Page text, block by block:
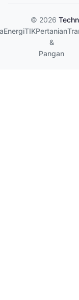
© 2026
EnergiTIKPertanian
&
Pangan